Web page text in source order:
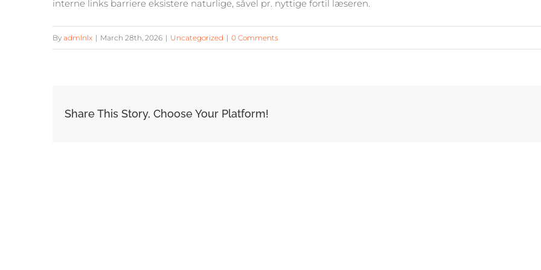
interne links barriere eksistere naturlige, såvel pr. nyttige fortil læseren.
By admlnlx | March 28th, 2026 | Uncategorized | 0 Comments
Share This Story, Choose Your Platform!